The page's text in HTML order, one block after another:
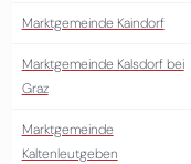
Marktgemeinde Kaindorf
Marktgemeinde Kalsdorf bei
Graz
Marktgemeinde
Kaltenleutgeben